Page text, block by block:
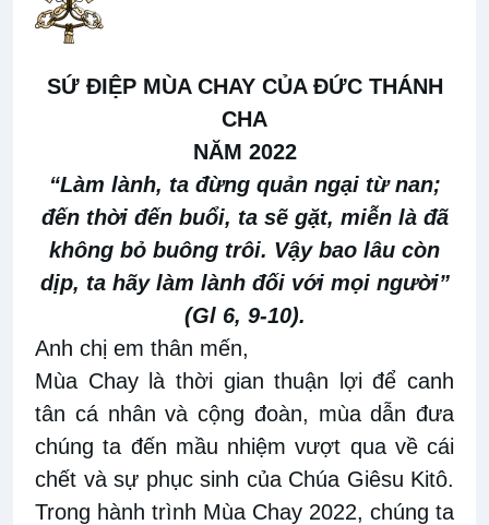
SỨ ĐIỆP MÙA CHAY CỦA ĐỨC THÁNH
CHA
NĂM 2022
“Làm lành, ta đừng quản ngại từ nan;
đến thời đến buổi, ta sẽ gặt, miễn là đã
không bỏ buông trôi. Vậy bao lâu còn
dịp, ta hãy làm lành đối với mọi người”
(Gl 6, 9-10).
Anh chị em thân mến,
Mùa Chay là thời gian thuận lợi để canh
tân cá nhân và cộng đoàn, mùa dẫn đưa
chúng ta đến mầu nhiệm vượt qua về cái
chết và sự phục sinh của Chúa Giêsu Kitô.
Trong hành trình Mùa Chay 2022, chúng ta